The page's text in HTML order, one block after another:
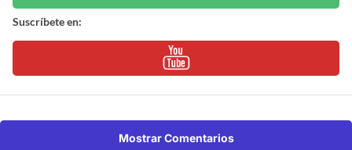
Suscríbete en:
Mostrar Comentarios